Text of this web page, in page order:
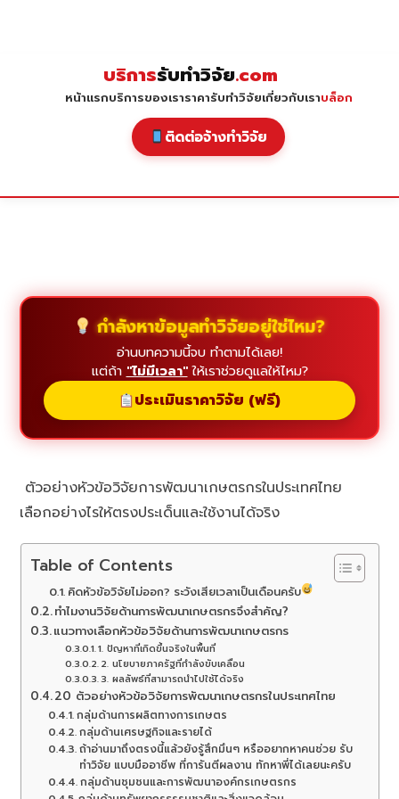
บริการรับทำวิจัย.com
หน้าแรกบริการของเราราคารับทำวิจัยเกี่ยวกับเราบล็อก
ติดต่อจ้างทำวิจัย
กำลังหาข้อมูลทำวิจัยอยู่ใช่ไหม?
อ่านบทความนี้จบ ทำตามได้เลย!
แต่ถ้า "ไม่มีเวลา"ให้เราช่วยดูแลให้ไหม?
ประเมินราคาวิจัย (ฟรี)
ตัวอย่างหัวข้อวิจัยการพัฒนาเกษตรกรในประเทศไทย
เลือกอย่างไรให้ตรงประเด็นและใช้งานได้จริง
Table of Contents
คิดหัวข้อวิจัยไม่ออก? ระวังเสียเวลาเป็นเดือนครับ
ทำไมงานวิจัยด้านการพัฒนาเกษตรกรจึงสำคัญ?
แนวทางเลือกหัวข้อวิจัยด้านการพัฒนาเกษตรกร
1. ปัญหาที่เกิดขึ้นจริงในพื้นที่
2. นโยบายภาครัฐที่กำลังขับเคลื่อน
3. ผลลัพธ์ที่สามารถนำไปใช้ได้จริง
20 ตัวอย่างหัวข้อวิจัยการพัฒนาเกษตรกรในประเทศไทย
กลุ่มด้านการผลิตทางการเกษตร
กลุ่มด้านเศรษฐกิจและรายได้
ถ้าอ่านมาถึงตรงนี้แล้วยังรู้สึกมึนๆ หรืออยากหาคนช่วย รับ
ทำวิจัย แบบมืออาชีพ ที่การันตีผลงาน ทักหาพี่ได้เลยนะครับ
กลุ่มด้านชุมชนและการพัฒนาองค์กรเกษตรกร